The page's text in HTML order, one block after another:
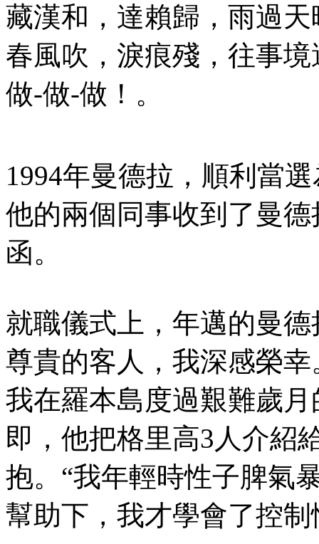
藏漢和，達賴歸，雨過
春風吹，淚痕殘，往事
做-做-做！。
1994年曼德拉，順利當
他的兩個同事收到了曼
函。
就職儀式上，年邁的曼
尊貴的客人，我深感榮
我在羅本島度過艱難歲
即，他把格里高3人介紹
抱。“我年輕時性子脾氣
幫助下，我才學會了控